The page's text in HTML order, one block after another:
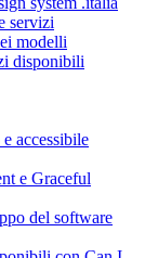
servizi
modelli
disponibili
accessibile
e Graceful
del software